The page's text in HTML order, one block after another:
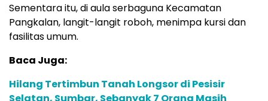
Sementara itu, di aula serbaguna Kecamatan
Pangkalan, langit-langit roboh, menimpa kursi dan
fasilitas umum.
Baca Juga:
Hilang Tertimbun Tanah Longsor di Pesisir
Selatan, Sumbar, Sebanyak 7 Orang Masih